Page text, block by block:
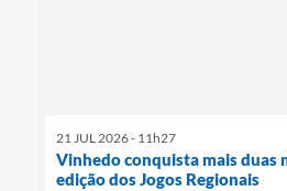
21 JUL 2026 - 11h27
Vinhedo conquista mais duas
edição dos Jogos Regionais